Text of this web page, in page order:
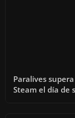
Paralives
Steam el día de